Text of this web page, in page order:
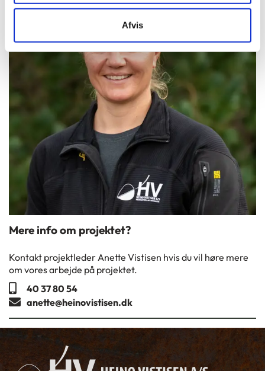
Afvis
Mere info om projektet?
Kontakt projektleder Anette Vistisen hvis du vil høre mere
om vores arbejde på projektet.
40 37 80 54
anette@heinovistisen.dk